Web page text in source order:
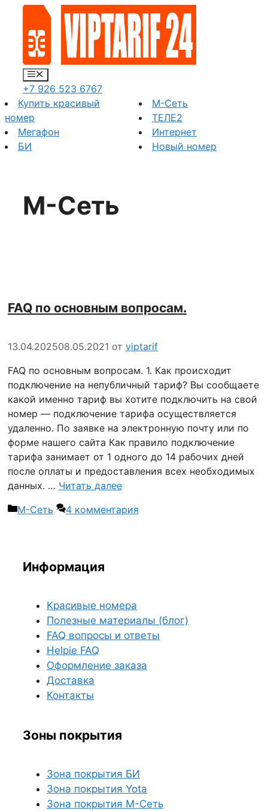
содержимому
Меню
+7 926 523 6767
Купить красивый
номер
Мегафон
БИ
М-Сеть
ТЕЛЕ2
Интернет
Новый номер
М-Сеть
FAQ по основным вопросам.
13.04.202508.05.2021 от viptarif
FAQ по основным вопросам. 1. Как происходит
подключение на непубличный тариф? Вы сообщаете
какой именно тариф вы хотите подключить на свой
номер — подключение тарифа осуществляется
удаленно. По заявке на электронную почту или по
форме нашего сайта Как правило подключение
тарифа занимает от 1 одного до 14 рабочих дней
после оплаты и предоставления всех необходимых
данных. … Читать далее
Рубрики
М-Сеть 4 комментария
Информация
Красивые номера
Полезные материалы (блог)
FAQ вопросы и ответы
Helpie FAQ
Оформление заказа
Доставка
Контакты
Зоны покрытия
Зона покрытия БИ
Зона покрытия Yota
Зона покрытия М-Сеть